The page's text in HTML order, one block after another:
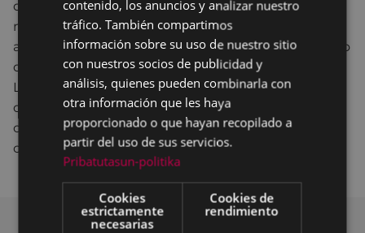
de solicitantes que cumplan todos los requisitos es
mayor de lo previsto, el Ayuntamiento podría
ampliar la partida aprobada para evitar que ninguno
de los posibles beneficiarios se quede sin la ayuda.
La iniciativa se inscribe dentro de los programas
que el Ayuntamiento de Eibar desarrolla con el
objetivo de garantizar las necesidades básicas de
colectivos vulnerables.
SPANISH
contenido, los anuncios y analizar nuestro
tráfico. También compartimos
información sobre su uso de nuestro sitio
con nuestros socios de publicidad y
análisis, quienes pueden combinarla con
otra información que les haya
proporcionado o que hayan recopilado a
partir del uso de sus servicios.
Pribatutasun-politika
Cookies
estrictamente
necesarias
Cookies de
rendimiento